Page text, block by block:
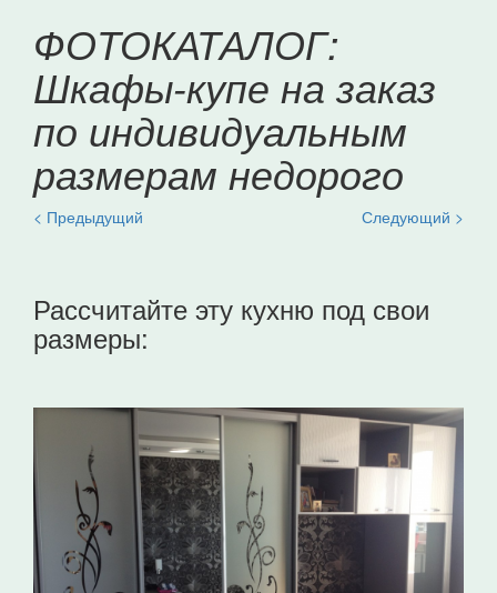
ФОТОКАТАЛОГ:
Шкафы-купе на заказ
по индивидуальным
размерам недорого
< Предыдущий Следующий >
Рассчитайте эту кухню под свои
размеры: